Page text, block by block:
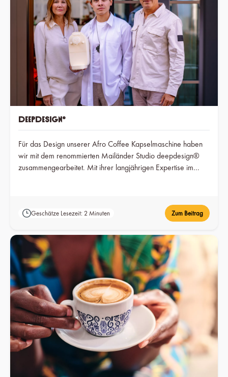
deepdesign®
Für das Design unserer Afro Coffee Kapselmaschine haben
wir mit dem renommierten Mailänder Studio deepdesign®
zusammengearbeitet. Mit ihrer langjährigen Expertise im
Geschätze Lesezeit: 2 Minuten Zum Beitrag